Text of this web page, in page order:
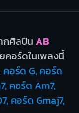
กศิลปิน AB
คอร์ดในเพลงนี้
คอร์ด G, คอร์ด
คอร์ด Am7,
คอร์ด Gmaj7,